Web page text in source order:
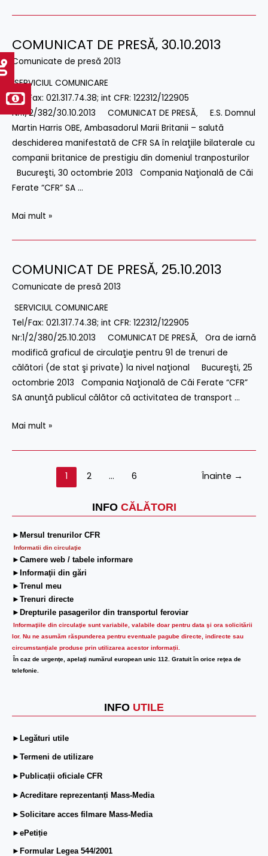
INFO CĂLĂTORI
►Mersul trenurilor CFR
Informatii din circulaţie
►Camere web / tabele informare
►Informaţii din gări
►Trenul meu
►Trenuri directe
►Drepturile pasagerilor din transportul feroviar
Informaţiile din circulaţie sunt variabile, valabile doar pentru data şi ora solicitării
lor. Nu ne asumăm răspunderea pentru eventuale pagube directe, indirecte sau
circumstanțiale produse prin utilizarea acestor informații.
În caz de urgenţe, apelaţi numărul european unic 112. Gratuit în orice reţea de
telefonie.
INFO UTILE
►Legături utile
►Termeni de utilizare
►Publicații oficiale CFR
►Acreditare reprezentanți Mass-Media
►Solicitare acces filmare Mass-Media
►ePetiție
►Formular Legea 544/2001
COMUNICAT DE PRESĂ‚ 30.10.2013
Comunicate de presă 2013
SERVICIUL COMUNICARE
Tel/Fax: 021.317.74.38; int CFR: 122312/122905
Nr:1/2/382/30.10.2013 COMUNICAT DE PRESĂ‚ E.S. Domnul
Martin Harris OBE, Ambasadorul Marii Britanii – salută
deschiderea manifestată de CFR SA în relaţiile bilaterale cu
companii britanice de prestigiu din domeniul tranposturilor
Bucureşti, 30 octombrie 2013 Compania Naţională de Căi
Ferate “CFR” SA …
COMUNICAT
DE
30.10.2013
Mai mult »
COMUNICAT DE PRESĂ‚ 25.10.2013
Comunicate de presă 2013
SERVICIUL COMUNICARE
Tel/Fax: 021.317.74.38; int CFR: 122312/122905
Nr:1/2/380/25.10.2013 COMUNICAT DE PRESĂ‚ Ora de iarnă
modifică graficul de circulaţie pentru 91 de trenuri de
călători (de stat şi private) la nivel naţional Bucureşti, 25
octombrie 2013 Compania Naţională de Căi Ferate “CFR”
SA anunţă publicul călător că activitatea de transport …
COMUNICAT
DE
25.10.2013
Mai mult »
1 2 … 6 Înainte →